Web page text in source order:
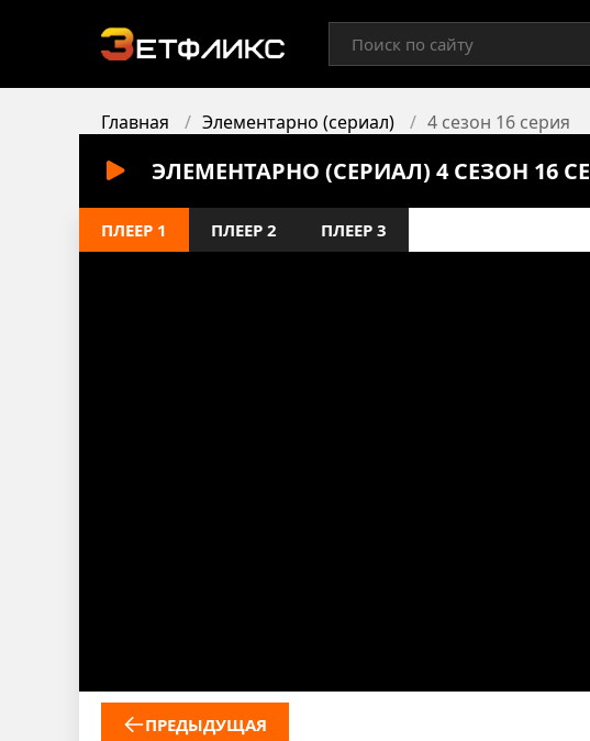
Главная Элементарно (сериал) 4 сезон 16 серия
ЭЛЕМЕНТАРНО (СЕРИАЛ) 4 СЕЗОН 16
ПЛЕЕР 1 ПЛЕЕР 2 ПЛЕЕР 3
ПРЕДЫДУЩАЯ